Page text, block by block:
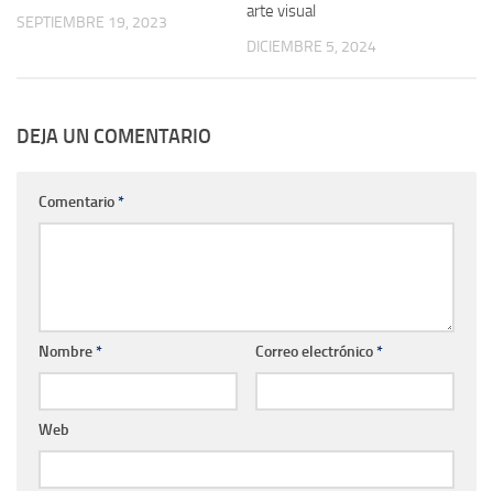
SEPTIEMBRE 19, 2023
arte visual
DICIEMBRE 5, 2024
DEJA UN COMENTARIO
Comentario*
Nombre* Correo electrónico*
Web